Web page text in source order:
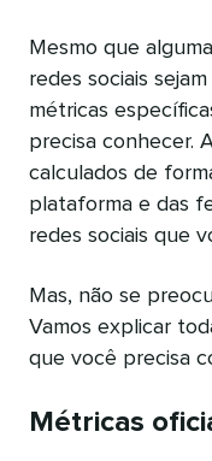
Mesmo que
redes sociais
métricas
precisa conhecer.
calculados de
plataforma e das
redes sociais que
Mas, não se
Vamos explicar
que você precisa
Métricas